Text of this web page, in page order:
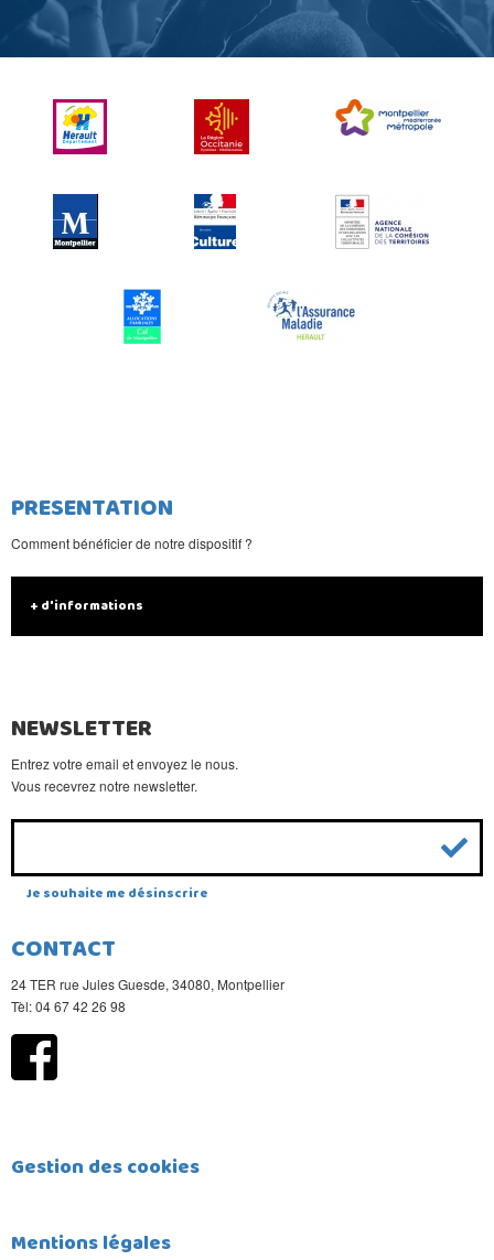
PRESENTATION
Comment bénéficier de notre dispositif ?
+ d'informations
NEWSLETTER
Entrez votre email et envoyez le nous.
Vous recevrez notre newsletter.
Je souhaite me désinscrire
CONTACT
24 TER rue Jules Guesde, 34080, Montpellier
Tèl: 04 67 42 26 98
Gestion des cookies
Mentions légales